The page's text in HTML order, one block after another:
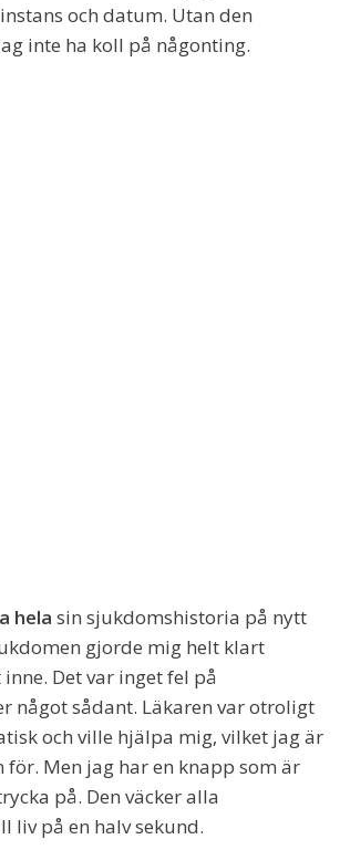
och datum. Utan den
inte ha koll på någonting.
hela sin sjukdomshistoria på nytt
gjorde mig helt klart
Det var inget fel på
något sådant. Läkaren var otroligt
och ville hjälpa mig, vilket jag är
för. Men jag har en knapp som är
på. Den väcker alla
liv på en halv sekund.